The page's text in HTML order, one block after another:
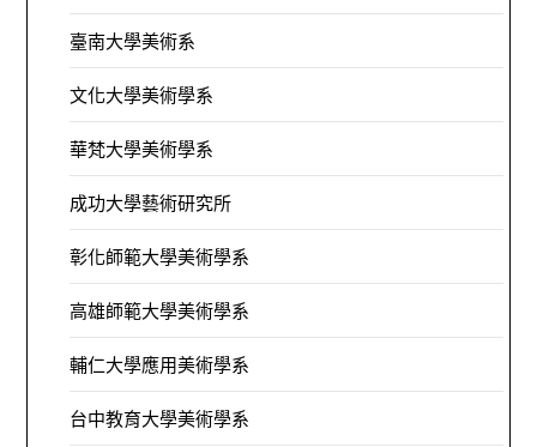
臺南大學美術系
文化大學美術學系
華梵大學美術學系
成功大學藝術研究所
彰化師範大學美術學系
高雄師範大學美術學系
輔仁大學應用美術學系
台中教育大學美術學系